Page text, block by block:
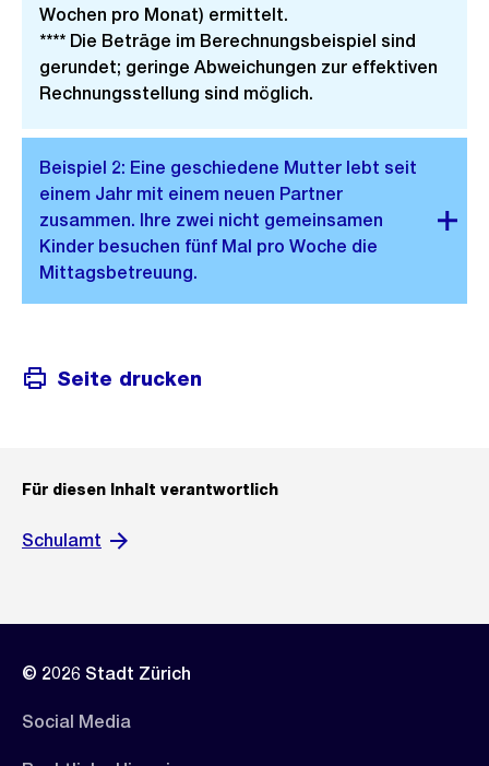
Wochen pro Monat) ermittelt.
**** Die Beträge im Berechnungsbeispiel sind
gerundet; geringe Abweichungen zur effektiven
Rechnungsstellung sind möglich.
Seite drucken
Für diesen Inhalt verantwortlich
Schulamt
© 2026 Stadt Zürich
Social Media